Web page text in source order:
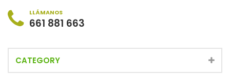
LLÁMANOS
661 881 663
CATEGORY